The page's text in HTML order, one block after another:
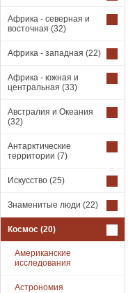
Африка - северная и
восточная (32)
Африка - западная (22)
Африка - южная и
центральная (33)
Австралия и Океания
(32)
Антарктические
территории (7)
Искусство (25)
Знаменитые люди (22)
Космос (20)
Американские
исследования
Астрономия